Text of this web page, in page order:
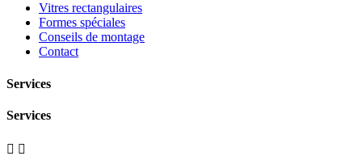
Vitres rectangulaires
Formes spéciales
Conseils de montage
Contact
Services
Services
 